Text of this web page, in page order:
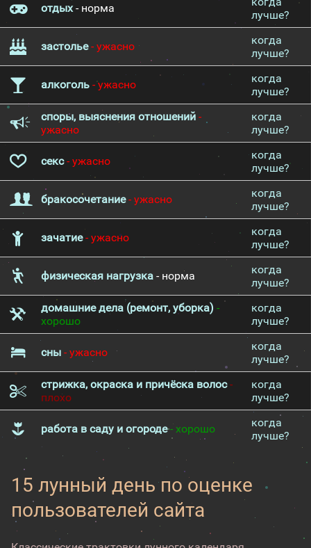
отдых- норма
лучше?
застолье- ужасно
когда
лучше?
алкоголь - ужасно
когда
лучше?
споры, выяснения отношений -
ужасно
когда
лучше?
секс- ужасно
когда
лучше?
бракосочетание- ужасно
когда
лучше?
зачатие- ужасно
когда
лучше?
физическая нагрузка - норма
когда
лучше?
домашние дела (ремонт, уборка) -
хорошо
когда
лучше?
сны - ужасно
когда
лучше?
стрижка, окраска и причёска волос-
плохо
когда
лучше?
работа в саду и огороде- хорошо
когда
лучше?
15 лунный день по оценке
пользователей сайта